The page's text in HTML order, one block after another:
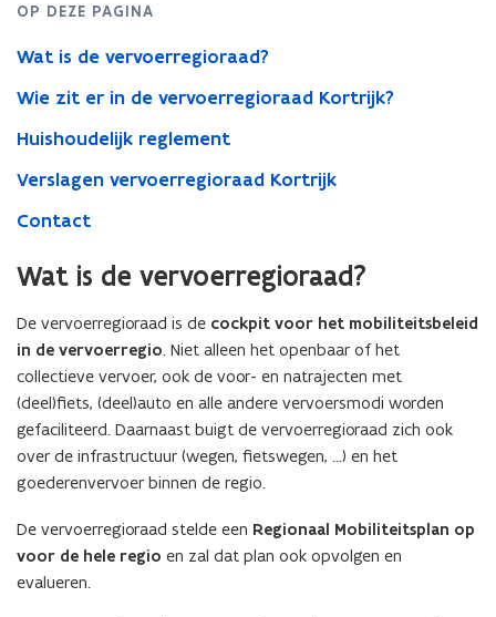
OP DEZE PAGINA
Wat is de vervoerregioraad?
Wie zit er in de vervoerregioraad Kortrijk?
Huishoudelijk reglement
Verslagen vervoerregioraad Kortrijk
Contact
Wat is de vervoerregioraad?
De vervoerregioraad is de cockpit voor het mobiliteitsbeleid
in de vervoerregio. Niet alleen het openbaar of het
collectieve vervoer, ook de voor- en natrajecten met
(deel)fiets, (deel)auto en alle andere vervoersmodi worden
gefaciliteerd. Daarnaast buigt de vervoerregioraad zich ook
over de infrastructuur (wegen, fietswegen, …) en het
goederenvervoer binnen de regio.
De vervoerregioraad stelde een Regionaal Mobiliteitsplan op
voor de hele regio en zal dat plan ook opvolgen en
evalueren.